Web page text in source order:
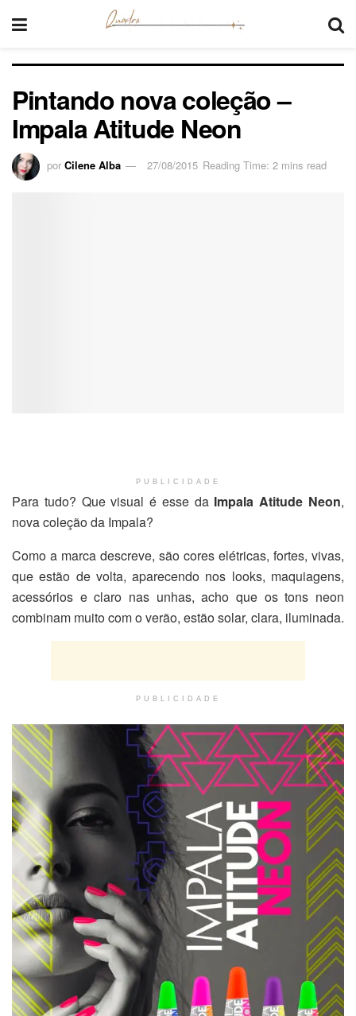
Pintando nova coleção –
Impala Atitude Neon
por Cilene Alba 27/08/2015 Reading Time: 2 mins read
PUBLICIDADE
Para tudo? Que visual é esse da Impala Atitude Neon,
nova coleção da Impala?
Como a marca descreve, são cores elétricas, fortes, vivas,
que estão de volta, aparecendo nos looks, maquiagens,
acessórios e claro nas unhas, acho que os tons neon
combinam muito com o verão, estão solar, clara, iluminada.
PUBLICIDADE